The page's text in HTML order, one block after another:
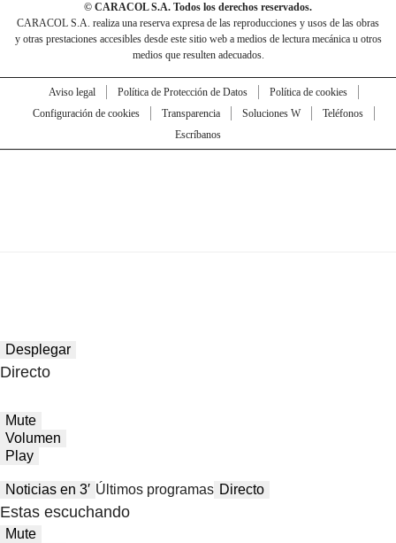
© CARACOL S.A. Todos los derechos reservados.
CARACOL S.A. realiza una reserva expresa de las reproducciones y usos de las obras
y otras prestaciones accesibles desde este sitio web a medios de lectura mecánica u otros
medios que resulten adecuados.
Aviso legal Política de Protección de Datos
Política de cookies
Configuración de cookies
Transparencia Soluciones W
Teléfonos
Escríbanos
Desplegar
Directo
Mute
Volumen
Play
Noticias en 3′ Últimos programas Directo
Estas escuchando
Mute